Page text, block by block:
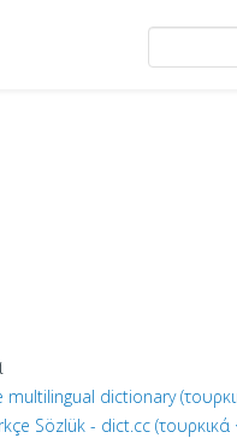
dictionary
Sözlük - dict.cc (τουρκικά